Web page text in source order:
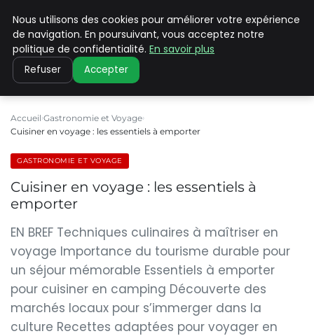
PILAT PATRIMOINES
Accueil Gastronomie et Voyage
Cuisiner en voyage : les essentiels à emporter
GASTRONOMIE ET VOYAGE
Cuisiner en voyage : les essentiels à
emporter
EN BREF Techniques culinaires à maîtriser en
voyage Importance du tourisme durable pour
un séjour mémorable Essentiels à emporter
pour cuisiner en camping Découverte des
marchés locaux pour s’immerger dans la
culture Recettes adaptées pour voyager en
Nous utilisons des cookies pour améliorer votre expérience
de navigation. En poursuivant, vous acceptez notre
politique de confidentialité. En savoir plus
Refuser Accepter